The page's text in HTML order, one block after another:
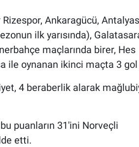
Ankaragücü,
ilk yarısında),
maçlarında birer, Hes
ile oynanan ikinci maçta 3 gol
4 beraberlik alarak
puanların 31'ini Norveçli
etti.